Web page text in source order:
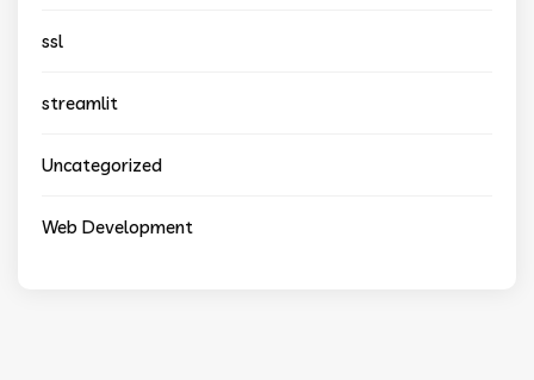
ssl
streamlit
Uncategorized
Web Development